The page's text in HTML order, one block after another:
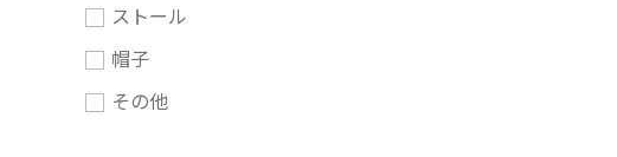
ストール
帽子
その他